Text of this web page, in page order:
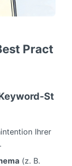
Pract
St
Ihrer
(z. B.